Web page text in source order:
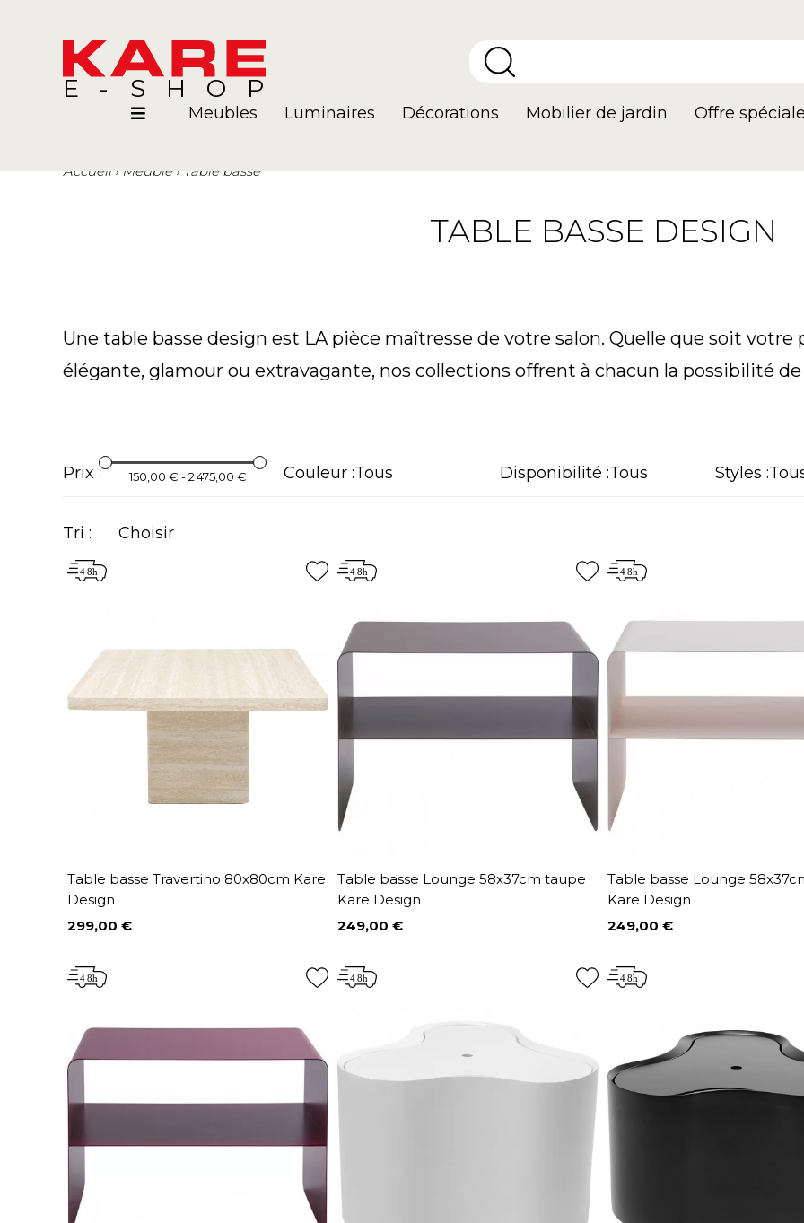
E-SHOP
Meubles Luminaires Décorations Mobilier de jardin Offre
Accueil Meuble Table basse
TABLE BASSE DESIGN
Une table basse design est LA pièce maîtresse de votre salon. Quelle que soit
élégante, glamour ou extravagante, nos collections offrent à chacun la possibilité
Prix : 150,00 € - 2 475,00 € Couleur : Disponibilité : Styles :
Tri : Choisir
Table basse Travertino 80x80cm Kare
Design
Prix
299,00 €
Table basse Lounge 58x37cm taupe
Kare Design
Prix
249,00 €
Table basse Lounge
Kare Design
Prix
249,00 €